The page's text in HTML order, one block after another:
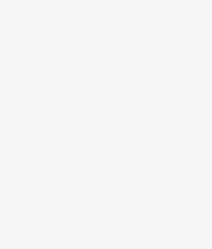
z prawnie uzasadnionych interesów
W razie wniesienia sprzeciwu,
do przetwarzania, nadrzędnych wobec
się na podstawie zgody osoby na
to nie ma wpływu na zgodność
nadzorczego na niezgodne z prawem
Ochrony Danych Osobowych.
podanie danych osobowych jest
podejmowaniu decyzji, w tym również